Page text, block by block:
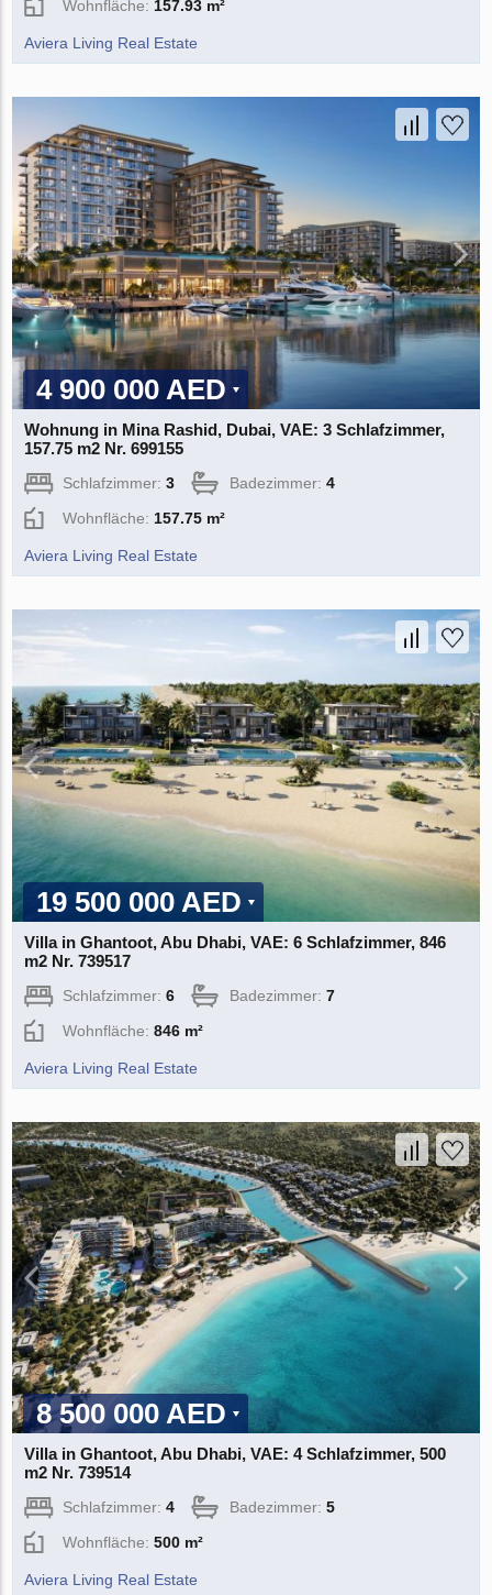
Wohnfläche: 157.93 m²
Aviera Living Real Estate
4 900 000 AED
Wohnung in Mina Rashid, Dubai, VAE: 3 Schlafzimmer,
157.75 m2 Nr. 699155
Schlafzimmer:3 Badezimmer:4
Wohnfläche: 157.75 m²
Aviera Living Real Estate
19 500 000 AED
Villa in Ghantoot, Abu Dhabi, VAE: 6 Schlafzimmer, 846
m2 Nr. 739517
Schlafzimmer:6 Badezimmer:7
Wohnfläche:846 m²
Aviera Living Real Estate
8 500 000 AED
Villa in Ghantoot, Abu Dhabi, VAE: 4 Schlafzimmer, 500
m2 Nr. 739514
Schlafzimmer:4 Badezimmer:5
Wohnfläche:500 m²
Aviera Living Real Estate